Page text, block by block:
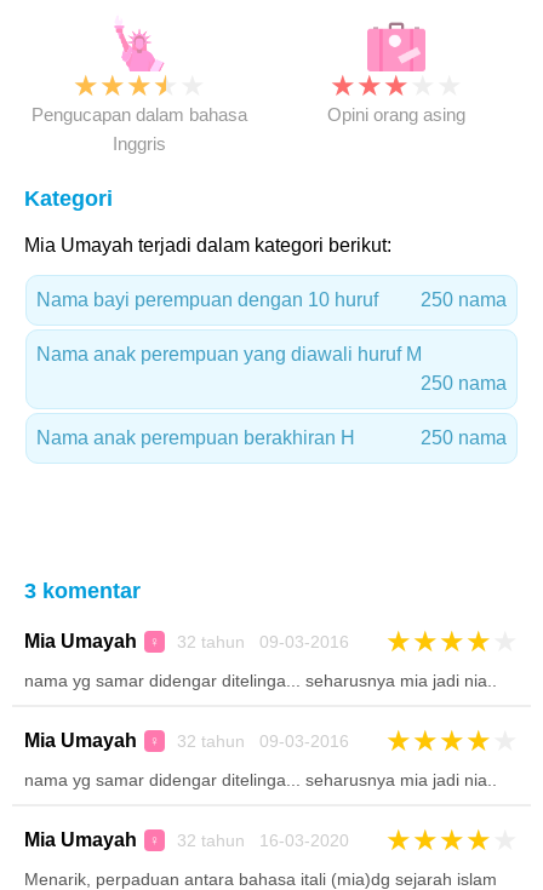
★★★★
Pengucapan dalam bahasa
Inggris
★★★
Opini orang asing
Kategori
Mia Umayah terjadi dalam kategori berikut:
Nama bayi perempuan dengan 10 huruf 250 nama
Nama anak perempuan yang diawali huruf M
250 nama
Nama anak perempuan berakhiran H 250 nama
3 komentar
Mia Umayah ♀ 32 tahun 09-03-2016 ★★★★
nama yg samar didengar ditelinga... seharusnya mia jadi nia..
Mia Umayah ♀ 32 tahun 09-03-2016 ★★★★
nama yg samar didengar ditelinga... seharusnya mia jadi nia..
Mia Umayah ♀ 32 tahun 16-03-2020 ★★★★
Menarik, perpaduan antara bahasa itali (mia)dg sejarah islam